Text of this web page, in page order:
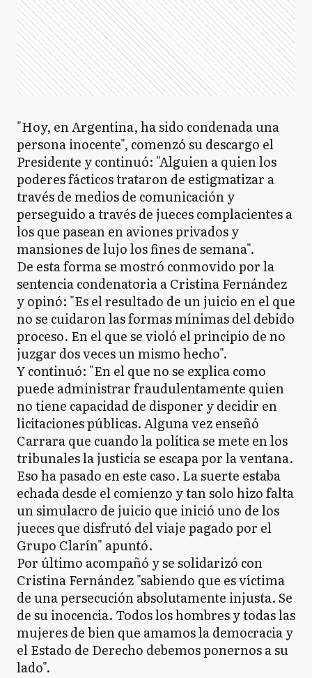
"Hoy, en Argentina, ha sido condenada una
persona inocente", comenzó su descargo el
Presidente y continuó: "Alguien a quien los
poderes fácticos trataron de estigmatizar a
través de medios de comunicación y
perseguido a través de jueces complacientes a
los que pasean en aviones privados y
mansiones de lujo los fines de semana".
De esta forma se mostró conmovido por la
sentencia condenatoria a Cristina Fernández
y opinó: "Es el resultado de un juicio en el que
no se cuidaron las formas mínimas del debido
proceso. En el que se violó el principio de no
juzgar dos veces un mismo hecho".
Y continuó: "En el que no se explica como
puede administrar fraudulentamente quien
no tiene capacidad de disponer y decidir en
licitaciones públicas. Alguna vez enseñó
Carrara que cuando la política se mete en los
tribunales la justicia se escapa por la ventana.
Eso ha pasado en este caso. La suerte estaba
echada desde el comienzo y tan solo hizo falta
un simulacro de juicio que inició uno de los
jueces que disfrutó del viaje pagado por el
Grupo Clarín" apuntó.
Por último acompañó y se solidarizó con
Cristina Fernández "sabiendo que es víctima
de una persecución absolutamente injusta. Se
de su inocencia. Todos los hombres y todas las
mujeres de bien que amamos la democracia y
el Estado de Derecho debemos ponernos a su
lado".